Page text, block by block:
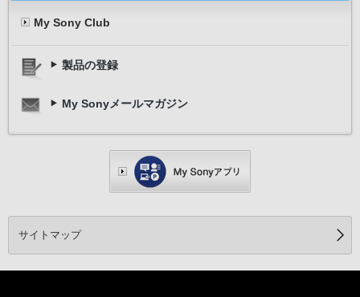
My Sony Club
製品の登録
My Sonyメールマガジン
サイトマップ